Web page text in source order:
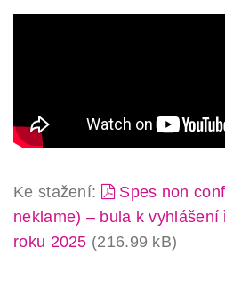
Ke stažení:
Spes non
neklame) – bula k vyhlášení
roku 2025 (216.99 kB)